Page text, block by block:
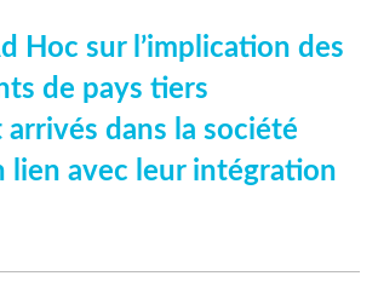
Hoc sur l’implication des
de pays tiers
dans la société
lien avec leur intégration